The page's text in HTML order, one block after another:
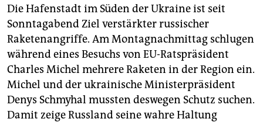
Die Hafenstadt im Süden der Ukraine ist seit
Sonntagabend Ziel verstärkter russischer
Raketenangriffe. Am Montagnachmittag schlugen
während eines Besuchs von EU-Ratspräsident
Charles Michel mehrere Raketen in der Region ein.
Michel und der ukrainische Ministerpräsident
Denys Schmyhal mussten deswegen Schutz suchen.
Damit zeige Russland seine wahre Haltung